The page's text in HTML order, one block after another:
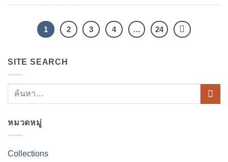
1 2 3 4 … 24
SITE SEARCH
หมวดหมู่
Collections